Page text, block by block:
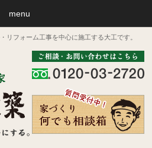
menu
リフォーム工事を中心に施工する大工です。